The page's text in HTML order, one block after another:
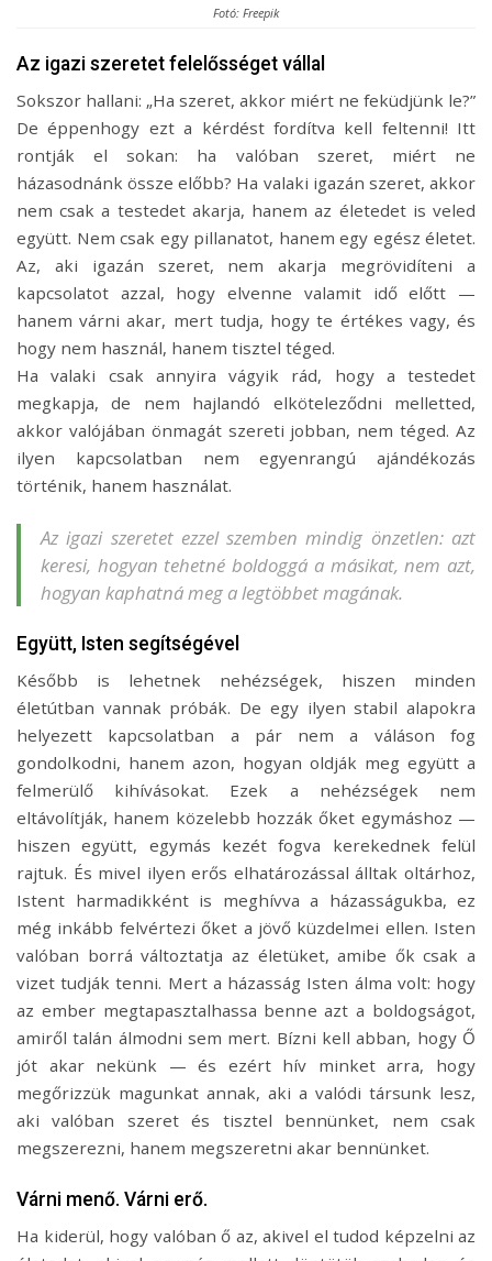
Fotó: Freepik
Az igazi szeretet felelősséget vállal
Sokszor hallani: „Ha szeret, akkor miért ne feküdjünk le?”
De éppenhogy ezt a kérdést fordítva kell feltenni! Itt
rontják el sokan: ha valóban szeret, miért ne
házasodnánk össze előbb? Ha valaki igazán szeret, akkor
nem csak a testedet akarja, hanem az életedet is veled
együtt. Nem csak egy pillanatot, hanem egy egész életet.
Az, aki igazán szeret, nem akarja megrövidíteni a
kapcsolatot azzal, hogy elvenne valamit idő előtt —
hanem várni akar, mert tudja, hogy te értékes vagy, és
hogy nem használ, hanem tisztel téged.
Ha valaki csak annyira vágyik rád, hogy a testedet
megkapja, de nem hajlandó elköteleződni melletted,
akkor valójában önmagát szereti jobban, nem téged. Az
ilyen kapcsolatban nem egyenrangú ajándékozás
történik, hanem használat.
Az igazi szeretet ezzel szemben mindig önzetlen: azt
keresi, hogyan tehetné boldoggá a másikat, nem azt,
hogyan kaphatná meg a legtöbbet magának.
Együtt, Isten segítségével
Később is lehetnek nehézségek, hiszen minden
életútban vannak próbák. De egy ilyen stabil alapokra
helyezett kapcsolatban a pár nem a váláson fog
gondolkodni, hanem azon, hogyan oldják meg együtt a
felmerülő kihívásokat. Ezek a nehézségek nem
eltávolítják, hanem közelebb hozzák őket egymáshoz —
hiszen együtt, egymás kezét fogva kerekednek felül
rajtuk. És mivel ilyen erős elhatározással álltak oltárhoz,
Istent harmadikként is meghívva a házasságukba, ez
még inkább felvértezi őket a jövő küzdelmei ellen. Isten
valóban borrá változtatja az életüket, amibe ők csak a
vizet tudják tenni. Mert a házasság Isten álma volt: hogy
az ember megtapasztalhassa benne azt a boldogságot,
amiről talán álmodni sem mert. Bízni kell abban, hogy Ő
jót akar nekünk — és ezért hív minket arra, hogy
megőrizzük magunkat annak, aki a valódi társunk lesz,
aki valóban szeret és tisztel bennünket, nem csak
megszerezni, hanem megszeretni akar bennünket.
Várni menő. Várni erő.
Ha kiderül, hogy valóban ő az, akivel el tudod képzelni az